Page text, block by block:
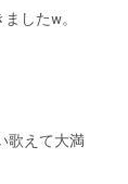
したw。
歌えて大満